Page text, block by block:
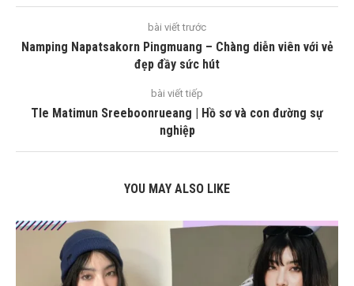
bài viết trước
Namping Napatsakorn Pingmuang – Chàng diễn viên với vẻ
đẹp đầy sức hút
bài viết tiếp
Tle Matimun Sreeboonrueang | Hồ sơ và con đường sự
nghiệp
YOU MAY ALSO LIKE